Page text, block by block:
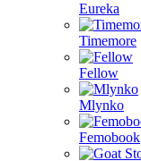
Eureka
Timemore
Fellow
Mlynko
Femobook